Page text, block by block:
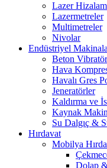
Lazer
Lazermetreler
Multimetreler
Nivolar
Endüstriyel
Beton
Hava
Havalı Gres
Jeneratörler
Kaldırma ve
Kaynak
Su Dalgıç &
Hırdavat
Mobilya
Dolap